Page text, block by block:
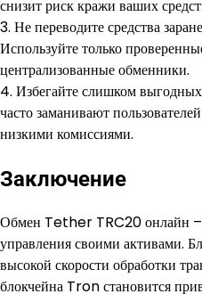
снизит риск кражи ваших
3. Не переводите средства
Используйте только
централизованные обменники.
4. Избегайте слишком
часто заманивают
низкими комиссиями.
Заключение
Обмен Tether TRC20 онлайн –
управления своими активами.
высокой скорости обработки
блокчейна Tron становится